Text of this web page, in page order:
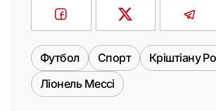
Футбол Спорт
Кріштіану
Ліонель Мессі